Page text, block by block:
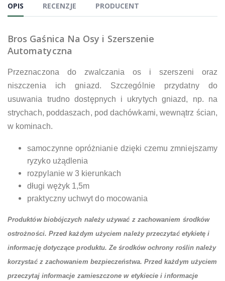
OPIS RECENZJE PRODUCENT
Bros Gaśnica Na Osy i Szerszenie
Automatyczna
Przeznaczona do zwalczania os i szerszeni oraz
niszczenia ich gniazd. Szczególnie przydatny do
usuwania trudno dostępnych i ukrytych gniazd, np. na
strychach, poddaszach, pod dachówkami, wewnątrz ścian,
w kominach.
samoczynne opróżnianie dzięki czemu zmniejszamy
ryzyko użądlenia
rozpylanie w 3 kierunkach
długi wężyk 1,5m
praktyczny uchwyt do mocowania
Produktów biobójczych należy używać z zachowaniem środków
ostrożności. Przed każdym użyciem należy przeczytać etykietę i
informację dotyczące produktu. Ze środków ochrony roślin należy
korzystać z zachowaniem bezpieczeństwa. Przed każdym użyciem
przeczytaj informacje zamieszczone w etykiecie i informacje